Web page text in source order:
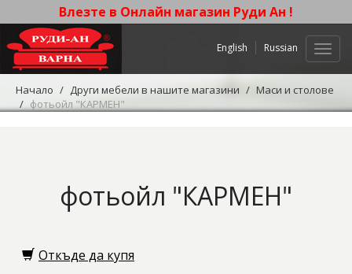
Влезте в Онлайн магазин Руди Ан !
English Russian
Начало Други мебели в нашите магазини
Маси и столове
фотьойл "КАРМЕН"
фотьойл "КАРМЕН"
Откъде да купя